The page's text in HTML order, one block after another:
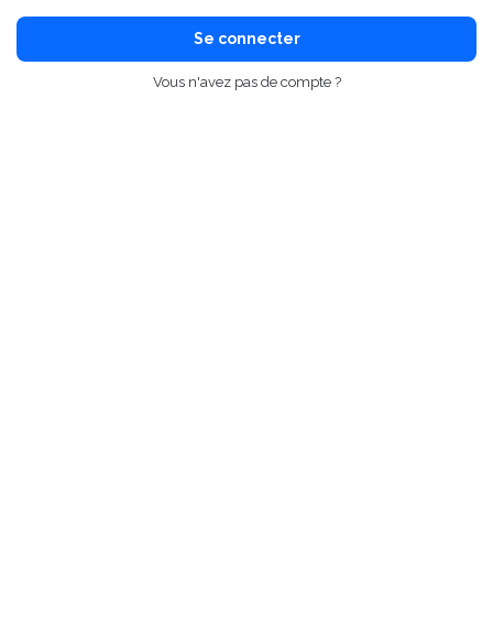
Se connecter
Vous n'avez pas de compte ?